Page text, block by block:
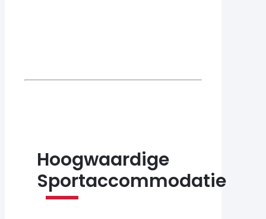
Hoogwaardige
Sportaccommodatie